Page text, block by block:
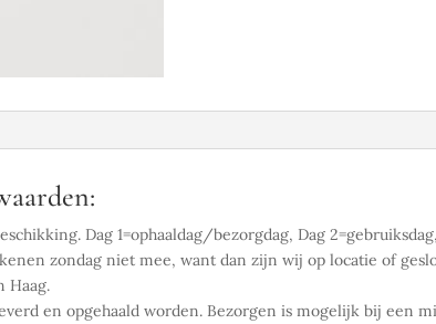
Dag 1=ophaaldag/bezorgdag, Dag
zondag niet mee, want dan zijn wij op locatie of
Haag.
en opgehaald worden. Bezorgen is mogelijk bij een